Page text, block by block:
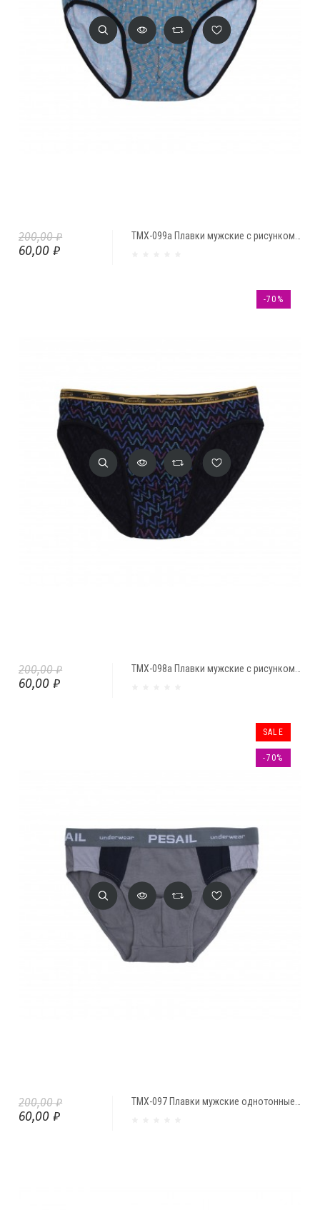
200,00 ₽
60,00 ₽
200,00 ₽
60,00 ₽
-70%
ТМХ-097 Плавки мужские однотонные (1 шт.)
200,00 ₽
60,00 ₽
SALE
-70%